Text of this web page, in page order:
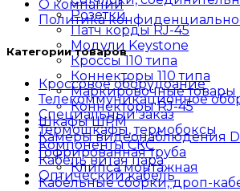
Розетки
Патч корды RJ-45
Модули Keystone
Кроссы 110 типа
Коннекторы 110 типа
Маркировочные товары
Коннекторы RJ-45
Шкафы ШРМ
Камеры видеонаблюдения
Гофрированная труба
Клипса монтажная
Кабельные сборки, дроп-
О компании
Политика
Категории товаров
Кроссовое оборудоание
Телекоммуникационное
Специальный заказ
Термошкафы, термобоксы
Компоненты СКС
Кабель витая пара
Оптический кабель